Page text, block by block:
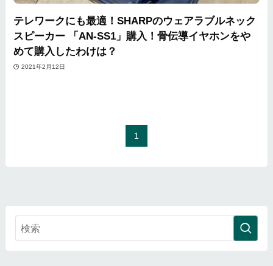
テレワークにも最適！SHARPのウェアラブルネック
スピーカー 「AN-SS1」購入！骨伝導イヤホンをや
めて購入したわけは？
2021年2月12日
1